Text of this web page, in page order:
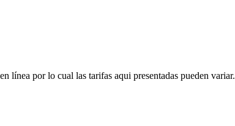
línea por lo cual las tarifas aqui presentadas pueden variar.